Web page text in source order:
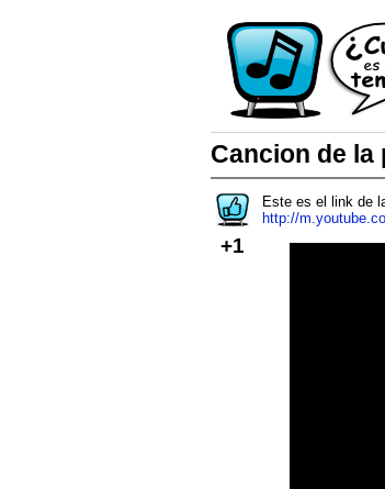
Cancion de la
+1
Este es el link de
http://